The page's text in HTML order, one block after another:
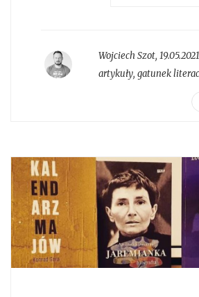
Wojciech Szot,
artykuły, gatunek